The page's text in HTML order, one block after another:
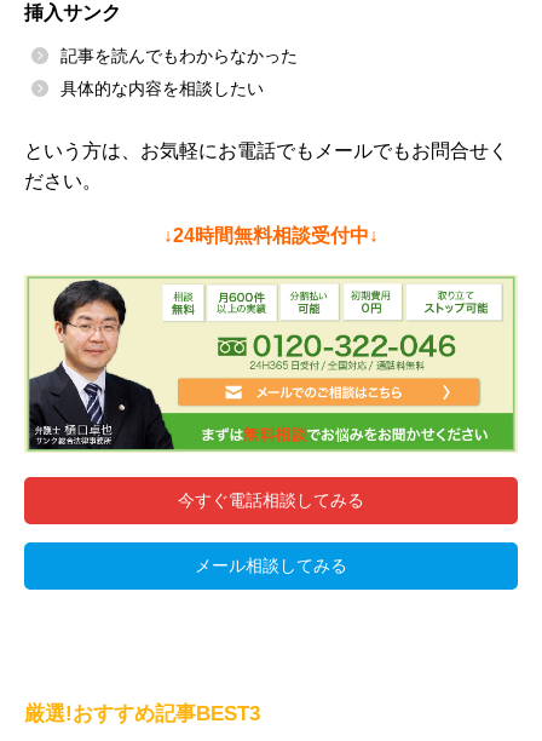
挿入サンク
記事を読んでもわからなかった
具体的な内容を相談したい
という方は、お気軽にお電話でもメールでもお問合せく
ださい。
↓24時間無料相談受付中↓
今すぐ電話相談してみる
メール相談してみる
厳選!おすすめ記事BEST3